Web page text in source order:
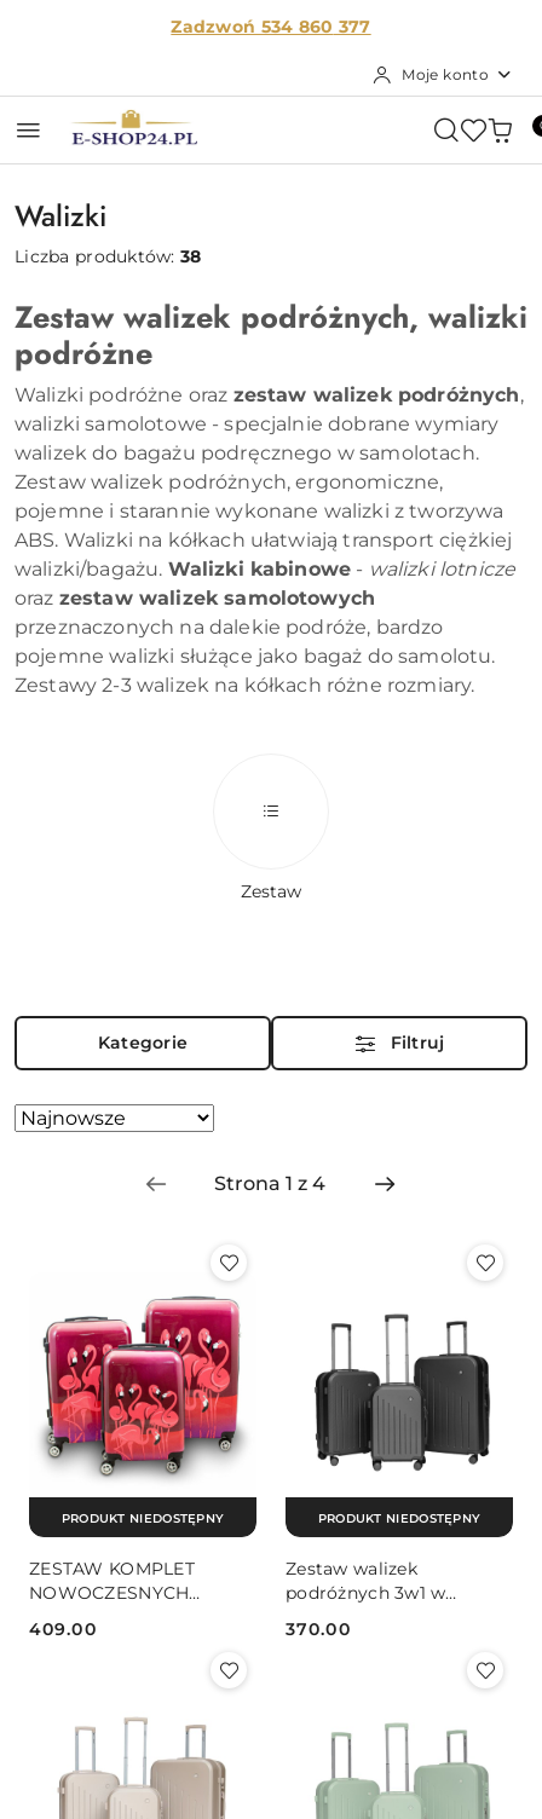
Przejdź do treści głównej
Przejdź do wyszukiwarki
Przejdź do moje konto
Przejdź do menu głównego
Przejdź do stopkiZadzwoń 534 860 377
Moje konto
Walizki
Liczba produktów:38
Zestaw walizek podróżnych, walizki
podróżne
Walizki podróżne oraz zestaw walizek podróżnych,
walizki samolotowe - specjalnie dobrane wymiary
walizek do bagażu podręcznego w samolotach.
Zestaw walizek podróżnych, ergonomiczne,
pojemne i starannie wykonane walizki z tworzywa
ABS. Walizki na kółkach ułatwiają transport ciężkiej
walizki/bagażu. Walizki kabinowe - walizki lotnicze
oraz zestaw walizek samolotowych
przeznaczonych na dalekie podróże, bardzo
pojemne walizki służące jako bagaż do samolotu.
Zestawy 2-3 walizek na kółkach różne rozmiary.
Zestaw
Kategorie Filtruj
Zastosowano
Sortuj
ZESTAW KOMPLET
NOWOCZESNYCH
PODRÓŻNYCH M L XL
Cena:
409.00
PRODUKT NIEDOSTĘPNY
Zestaw walizek
podróżnych 3w1 w
Cena:
370.00
PRODUKT NIEDOSTĘPNY